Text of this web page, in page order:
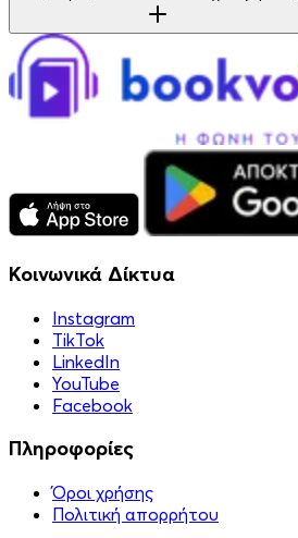
Κοινωνικά Δίκτυα
Instagram
TikTok
LinkedIn
YouTube
Facebook
Πληροφορίες
Όροι χρήσης
Πολιτική απορρήτου